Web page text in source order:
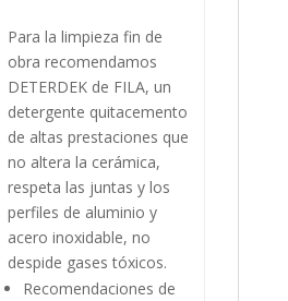
Para la limpieza fin de
obra recomendamos
DETERDEK de FILA, un
detergente quitacemento
de altas prestaciones que
no altera la cerámica,
respeta las juntas y los
perfiles de aluminio y
acero inoxidable, no
despide gases tóxicos.
Recomendaciones de